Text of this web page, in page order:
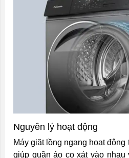
Nguyên lý hoạt động
Máy giặt lồng ngang hoạt
giúp quần áo cọ xát vào